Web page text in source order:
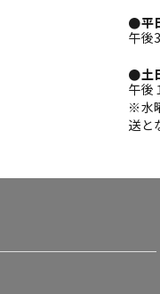
●平
午後
●土
午後
※水
送と